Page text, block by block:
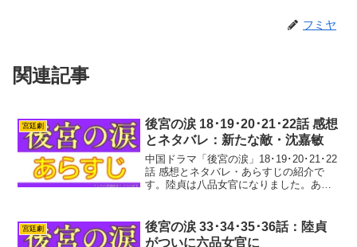
フミヤ
関連記事
宮廷劇
後宮の涙 18･19･20･21･22話 感想
とネタバレ：新たな敵・沈嘉敏
中国ドラマ「後宮の涙」18･19･20･21･22
話 感想とネタバレ・あらすじの紹介で
す。陸貞は八品女官になりました。あっ
ません！案の定、貴妃との確執、皇太后
との対立に...
宮廷劇
後宮の涙 33･34･35･36話：陸貞
がついに六品女官に